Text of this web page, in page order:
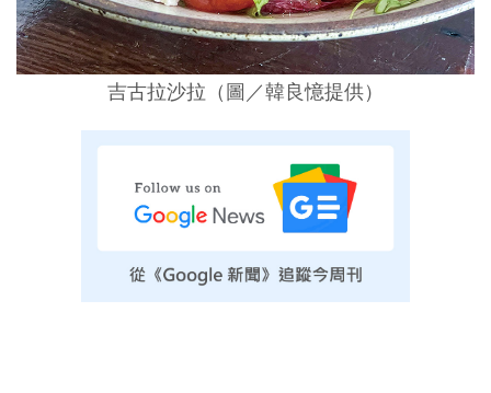
吉古拉沙拉（圖／韓良憶提供）